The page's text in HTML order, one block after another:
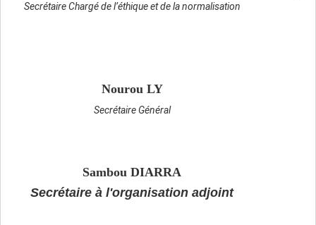
Secrétaire Chargé de l’éthique et de la normalisation
Nourou LY
Secrétaire Général
Sambou DIARRA
Secrétaire à l'organisation adjoint